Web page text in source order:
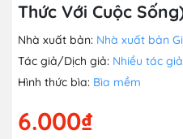
Thức Với Cuộc
Nhà xuất bản: Nhà xuất bản
Tác giả/Dịch giả: Nhiều tác giả
Hình thức bìa: Bìa mềm
6.000₫